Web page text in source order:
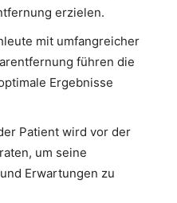
erzielen.
mit umfangreicher
führen die
Ergebnisse
Patient wird vor der
um seine
Erwartungen zu